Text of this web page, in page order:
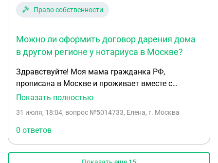
Право собственности
Можно ли оформить договор дарения дома
в другом регионе у нотариуса в Москве?
Здравствуйте! Моя мама гражданка РФ,
прописана в Москве и проживает вместе с
дочерью. Мать является собственником дома,
Возможно ли оформить договор дарения на этот
дом у нотариуса в Москве, не выезжая в
Херсонскую область
Показать полностью
31 июля, 18:04, вопрос №5014733, Елена, г. Москва
0 ответов